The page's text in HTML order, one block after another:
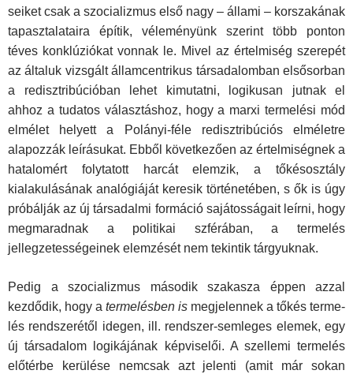
seiket csak a szocializmus első nagy – állami – korszakának
tapasztalataira építik, véleményünk szerint több ponton
téves konklúziókat vonnak le. Mivel az értelmiség szerepét
az álta­luk vizsgált államcentrikus társadalomban elsősorban
a redisztribúcióban lehet kimutatni, logikusan jutnak el
ahhoz a tu­datos választáshoz, hogy a marxi termelési mód
elmélet he­lyett a Polányi-féle redisztribúciós elméletre
alapozzák leírá­sukat. Ebből következően az értelmiségnek a
hatalomért foly­tatott harcát elemzik, a tőkésosztály
kialakulásának analógiá­ját keresik történetében, s ők is úgy
próbálják az új társadalmi formáció sajátosságait leírni, hogy
megmaradnak a politikai szférában, a termelés
jellegzetességeinek elemzését nem te­kintik tárgyuknak.
Pedig a szocializmus második szakasza éppen azzal
kezdődik, hogy a termelésben is megjelennek a tőkés terme­
lés rendszerétől idegen, ill. rendszer-semleges elemek, egy
új társadalom logikájának képviselői. A szellemi termelés
elő­térbe kerülése nemcsak azt jelenti (amit már sokan